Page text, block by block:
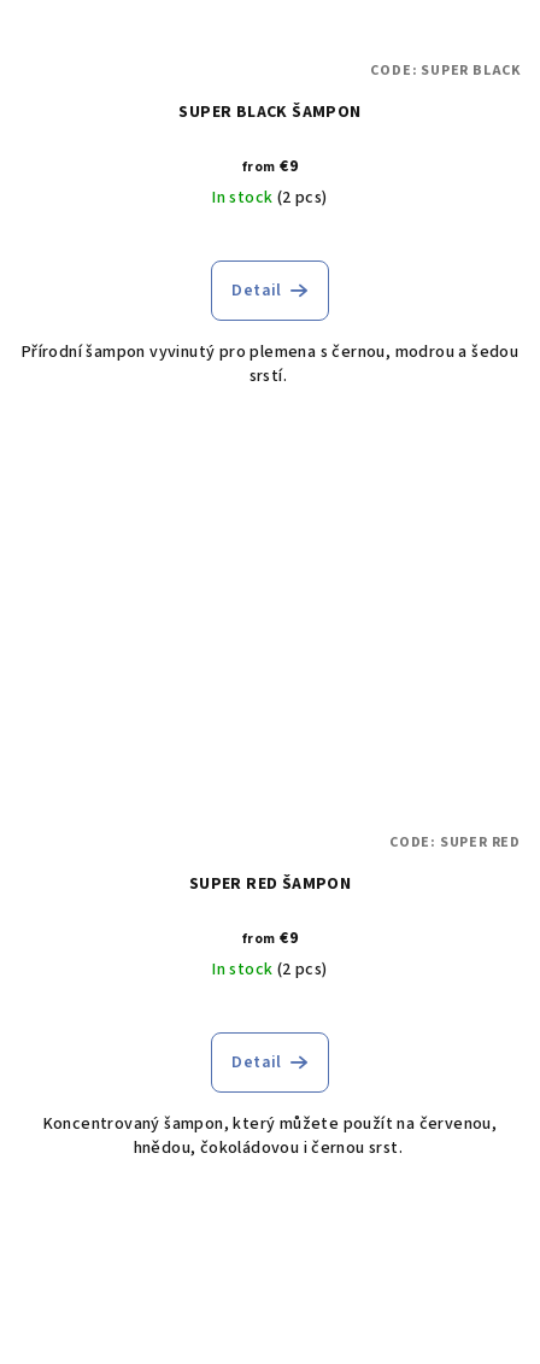
SUPER BLACK ŠAMPON
from €9
In stock (2 pcs)
Detail
Přírodní šampon vyvinutý pro plemena s černou, modrou a šedou
srstí.
CODE: SUPER BLACK
SUPER RED ŠAMPON
from €9
In stock (2 pcs)
Detail
Koncentrovaný šampon, který můžete použít na červenou,
hnědou, čokoládovou i černou srst.
CODE: SUPER RED